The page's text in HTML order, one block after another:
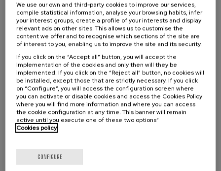
Favorecer el trabajo colaborativo y el intercambio entre educación,
administración y agentes locales.
Generar prototipos de actividades educativas transferibles a centros
educativos y municipios.
Activity directed to
University student
Students not from university
Teachers
Professionals
Organised by
Enrollment deadline completed
We use our own and third-party cookies to improve our services,
compile statistical information, analyse your browsing habits, infer
your interest groups, create a profile of your interests and display
relevant ads on other sites. This allows us to customise the
content we offer and to recognise which sections of the site are
of interest to you, enabling us to improve the site and its security.
If you click on the “Accept all” button, you will accept the
implementation of the cookies and only then will they be
implemented. If you click on the “Reject all” button, no cookies will
be installed, except those that are strictly necessary. If you click
on “Configure”, you will access the configuration screen where
you can activate or disable cookies and access the Cookies Policy
where you will find more information and where you can access
the cookie configuration at any time. This banner will remain
active until you execute one of these two options”
Cookies policy
CONFIGURE